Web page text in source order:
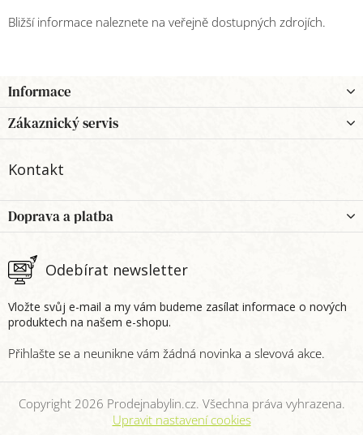
Bližší informace naleznete na veřejně dostupných zdrojích.
á
p
a
Informace
Zákaznický servis
Kontakt
Odebírat newsletter
Vložte svůj e-mail a my vám budeme zasílat informace o nových
produktech na našem e-shopu.
Doprava a platba
Copyright 2026 Prodejnabylin.cz. Všechna práva vyhrazena.
Upravit nastavení cookies